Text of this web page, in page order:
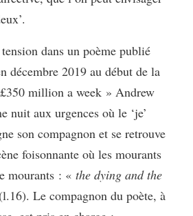
dans un poème publié
décembre 2019 au début de la
million a week » Andrew
nuit aux urgences où le ‘je’
son compagnon et se retrouve
foisonnante où les mourants
mourants : « the dying and the
Le compagnon du poète, à